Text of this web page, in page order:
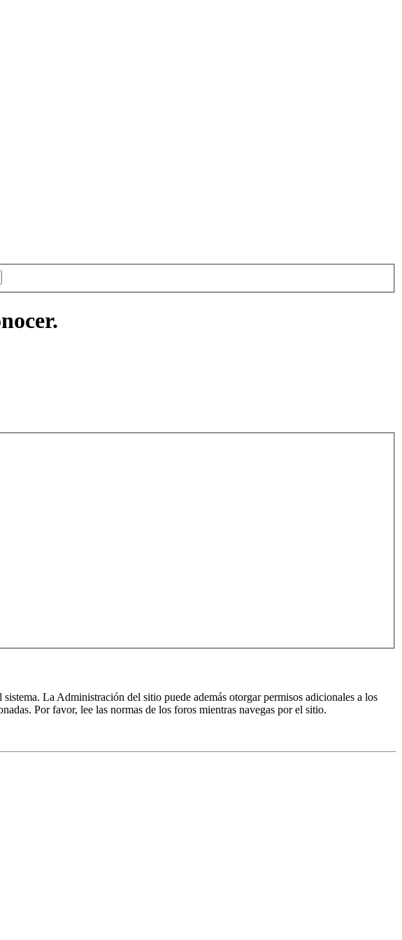
La Administración del sitio puede además otorgar permisos adicionales a los
Por favor, lee las normas de los foros mientras navegas por el sitio.